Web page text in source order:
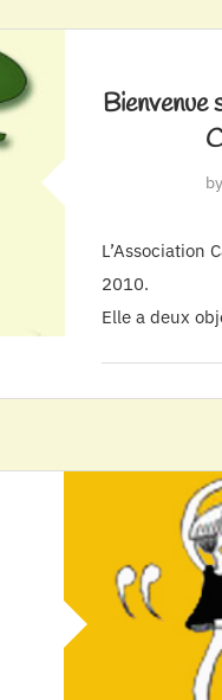
Bienvenue
L’Association
2010.
Elle a deux